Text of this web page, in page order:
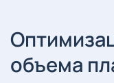
объема